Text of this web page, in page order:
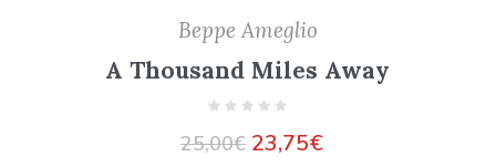
Beppe Ameglio
A Thousand Miles Away
25,00€ 23,75€